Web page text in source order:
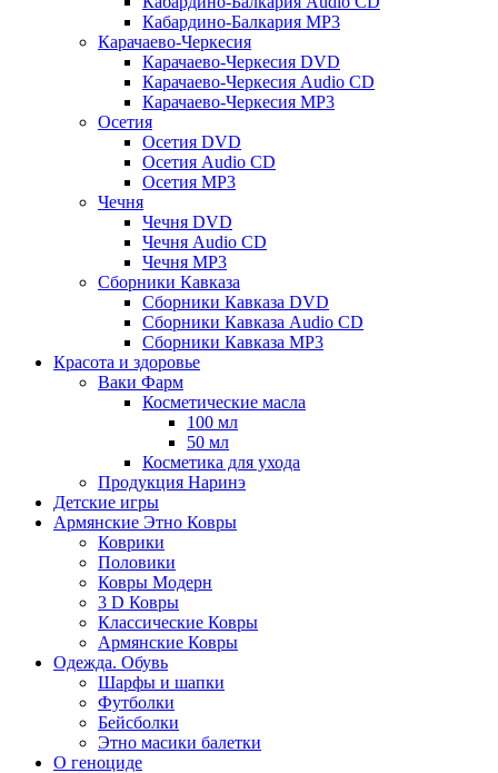
Кабардино-Балкария MP3
Карачаево-Черкесия
Карачаево-Черкесия DVD
Карачаево-Черкесия Audio CD
Карачаево-Черкесия MP3
Осетия
Осетия DVD
Осетия Audio CD
Осетия MP3
Чечня
Чечня DVD
Чечня Audio CD
Чечня MP3
Сборники Кавказа
Сборники Кавказа DVD
Сборники Кавказа Audio CD
Сборники Кавказа MP3
Красота и здоровье
Ваки Фарм
Косметические масла
100 мл
50 мл
Косметика для ухода
Продукция Наринэ
Детские игры
Армянские Этно Ковры
Коврики
Половики
Ковры Модерн
3 D Ковры
Классические Ковры
Армянские Ковры
Одежда. Обувь
Шарфы и шапки
Футболки
Бейсболки
Этно масики балетки
О геноциде